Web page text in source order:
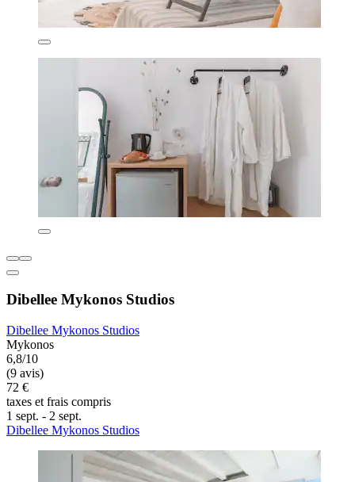
Dibellee Mykonos Studios
Dibellee Mykonos Studios
Mykonos
6,8/10
(9 avis)
72 €
taxes et frais compris
1 sept. - 2 sept.
Dibellee Mykonos Studios